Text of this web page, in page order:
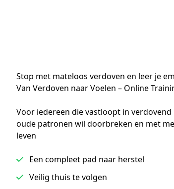
Stop met mateloos verdoven en leer je
Van Verdoven naar Voelen – Online
Voor iedereen die vastloopt in
oude patronen wil doorbreken en met
leven
Een compleet pad naar herstel
Veilig thuis te volgen